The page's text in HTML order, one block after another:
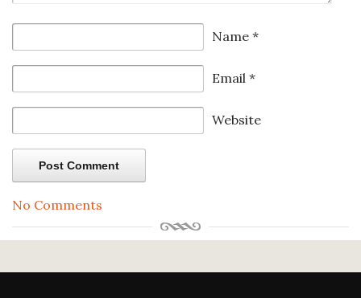
Name *
Email *
Website
No Comments